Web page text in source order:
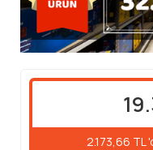
2.173,66